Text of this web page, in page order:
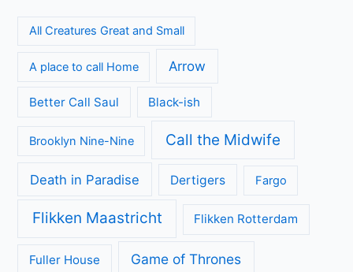
All Creatures Great and Small
A place to call Home Arrow
Better Call Saul Black-ish
Brooklyn Nine-Nine Call the Midwife
Death in Paradise Dertigers Fargo
Flikken Maastricht Flikken Rotterdam
Fuller House Game of Thrones